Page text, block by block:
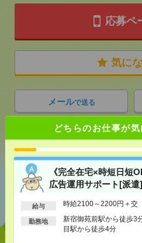
どちらのお仕事が
《完全在宅×時短日短
広告運用サポート[派遣]
給与 時給2100～2200円＋交
勤務地
新宿御苑前駅から徒歩3
目駅から徒歩4分
応募ペ
気に
メールで送る
シェア ツイー
あなたの閲覧履歴か